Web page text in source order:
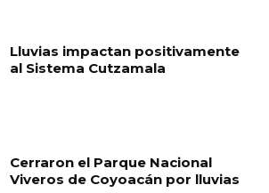
Lluvias impactan positivamente
al Sistema Cutzamala
Cerraron el Parque Nacional
Viveros de Coyoacán por lluvias